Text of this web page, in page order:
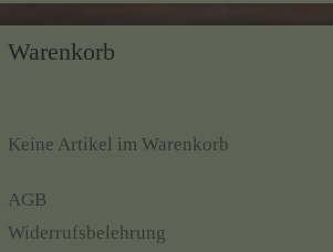
Warenkorb
Keine Artikel im Warenkorb
AGB
Widerrufsbelehrung